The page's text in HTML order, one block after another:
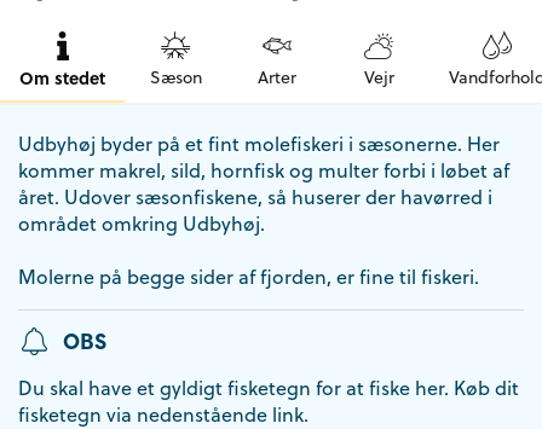
Om stedet Sæson Arter Vejr
Udbyhøj byder på et fint molefiskeri i sæsonerne. Her
kommer makrel, sild, hornfisk og multer forbi i løbet af
året. Udover sæsonfiskene, så huserer der havørred i
området omkring Udbyhøj.
Molerne på begge sider af fjorden, er fine til fiskeri.
OBS
Du skal have et gyldigt fisketegn for at fiske her. Køb dit
fisketegn via nedenstående link.